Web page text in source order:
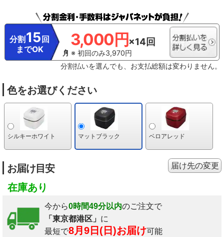
分割 15 回
までOK
3,000円×14回
※ 初回のみ3,970円
分割払いを選んでも、お支払総額は変わりません。
色をお選びください
シルキーホワイト マットブラック ベロアレッド
お届け目安
在庫あり
今から0時間49分以内のご注文で
「東京都港区」 に
最短で8月9日(日)お届け可能
届け先の変更